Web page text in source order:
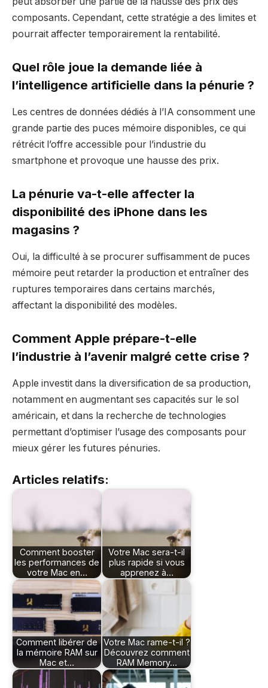
composants. Cependant, cette stratégie a des limites et
pourrait affecter temporairement la rentabilité.
Quel rôle joue la demande liée à
l’intelligence artificielle dans la pénurie ?
Les centres de données dédiés à l’IA consomment une
grande partie des puces mémoire disponibles, ce qui
rétrécit l’offre accessible pour l’industrie du
smartphone et provoque une hausse des prix.
La pénurie va-t-elle affecter la
disponibilité des iPhone dans les
magasins ?
Oui, la difficulté à se procurer suffisamment de puces
mémoire peut retarder la production et entraîner des
ruptures temporaires dans certains marchés,
affectant la disponibilité des modèles.
Comment Apple prépare-t-elle
l’industrie à l’avenir malgré cette crise ?
Apple investit dans la diversification de sa production,
notamment en augmentant ses capacités sur le sol
américain, et dans la recherche de technologies
permettant d’optimiser l’usage des composants pour
mieux gérer les futures pénuries.
Articles relatifs:
Comment booster
les performances de
votre Mac en…
Votre Mac sera-t-il
plus rapide si vous
apprenez à…
Comment libérer de
la mémoire RAM sur
Mac et…
Votre Mac rame-t-il ?
Découvrez comment
RAM Memory…